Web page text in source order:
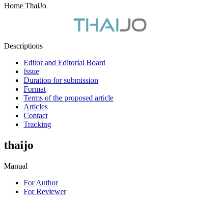
Home ThaiJo
Descriptions
Editor and Editorial Board
Issue
Duration for submission
Format
Terms of the proposed article
Articles
Contact
Tracking
thaijo
Manual
For Author
For Reviewer